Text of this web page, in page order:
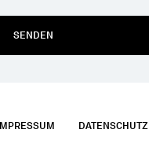
SENDEN
IMPRESSUM DATENSCHUTZ